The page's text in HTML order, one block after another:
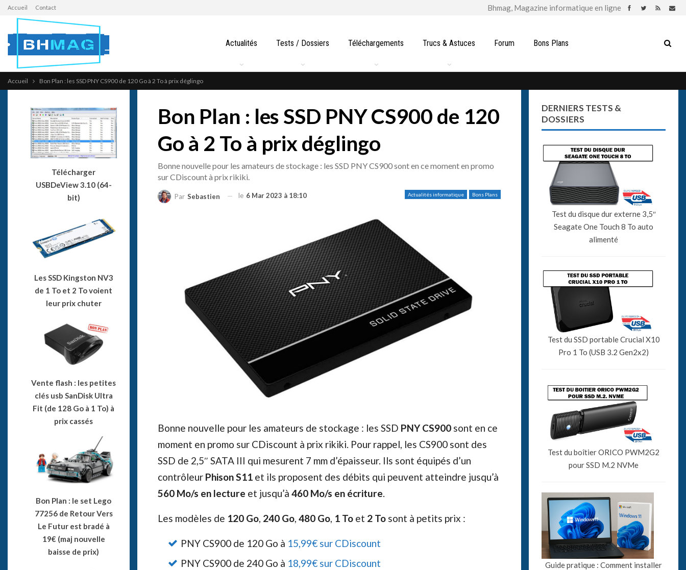
Accueil Contact
Actualités Tests / Dossiers Téléchargements Trucs & Astuces Forum Bons Plans
Accueil Bon Plan : les SSD PNY CS900 de 120 Go à 2 To à prix déglingo
Bon Plan : les SSD PNY CS900 de 120
Go à 2 To à prix déglingo
Bonne nouvelle pour les amateurs de stockage : les SSD PNY CS900 sont en ce moment en promo
sur CDiscount à prix rikiki.
Actualités informatique Bons Plans
Par Sebastien le 6 Mar 2023 à 18:10
Bonne nouvelle pour les amateurs de stockage : les SSD PNYCS900sont en ce
moment en promo sur CDiscount à prix rikiki. Pour rappel, les CS900 sont des
SSD de 2,5″ SATA III qui mesurent 7 mm d’épaisseur. Ils sont équipés d’un
contrôleurPhison S11et ils proposent des débits qui peuvent atteindre jusqu’à
560 Mo/s en lecture et jusqu’à 460 Mo/s en écriture.
Les modèles de 120 Go, 240 Go, 480 Go, 1 Toet 2 Tosont à petits prix :
PNY CS900 de 120 Go à 15,99€ sur CDiscount
PNY CS900 de 240 Go à 18,99€ sur CDiscount
DERNIERS TESTS &
DOSSIERS
Test du disque dur externe 3,5″
Seagate One Touch 8 To auto
alimenté
Test du SSD portable Crucial X10
Pro 1 To (USB 3.2 Gen2x2)
Test du boîtier ORICO PWM2G2
pour SSD M.2 NVMe
Guide pratique : Comment installer
Télécharger
USBDeView 3.10 (64-
bit)
Les SSD Kingston NV3
de 1 To et 2 To voient
leur prix chuter
Vente flash : les petites
clés usb SanDisk Ultra
Fit (de 128 Go à 1 To) à
prix cassés
Bon Plan : le set Lego
77256 de Retour Vers
Le Futur est bradé à
19€ (maj nouvelle
baisse de prix)